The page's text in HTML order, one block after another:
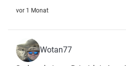
vor 1 Monat
Wotan77